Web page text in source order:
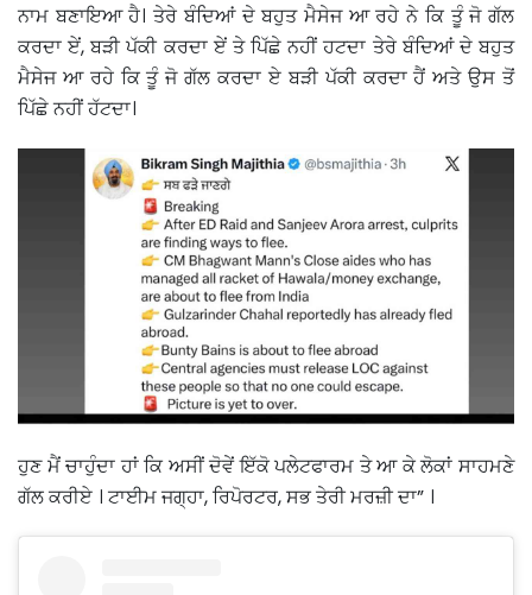
ਨਾਮ ਬਣਾਇਆ ਹੈ। ਤੇਰੇ ਬੰਦਿਆਂ ਦੇ ਬਹੁਤ ਮੈਸੇਜ ਆ ਰਹੇ ਨੇ ਕਿ ਤੂੰ ਜੋ ਗੱਲ
ਕਰਦਾ ਏਂ, ਬੜੀ ਪੱਕੀ ਕਰਦਾ ਏਂ ਤੇ ਪਿੱਛੇ ਨਹੀਂ ਹਟਦਾ ਤੇਰੇ ਬੰਦਿਆਂ ਦੇ ਬਹੁਤ
ਮੈਸੇਜ ਆ ਰਹੇ ਕਿ ਤੂੰ ਜੋ ਗੱਲ ਕਰਦਾ ਏ ਬੜੀ ਪੱਕੀ ਕਰਦਾ ਹੈਂ ਅਤੇ ਉਸ ਤੋਂ
ਪਿੱਛੇ ਨਹੀਂ ਹੱਟਦਾ।
ਹੁਣ ਮੈਂ ਚਾਹੁੰਦਾ ਹਾਂ ਕਿ ਅਸੀਂ ਦੋਵੇਂ ਇੱਕੋ ਪਲੇਟਫਾਰਮ ਤੇ ਆ ਕੇ ਲੋਕਾਂ ਸਾਹਮਣੇ
ਗੱਲ ਕਰੀਏ । ਟਾਈਮ ਜਗ੍ਹਾ, ਰਿਪੋਰਟਰ, ਸਭ ਤੇਰੀ ਮਰਜ਼ੀ ਦਾ” ।